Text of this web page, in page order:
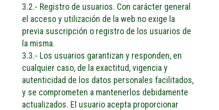
3.2.- Registro de usuarios. Con carácter general
el acceso y utilización de la web no exige la
previa suscripción o registro de los usuarios de
la misma.
3.3.- Los usuarios garantizan y responden, en
cualquier caso, de la exactitud, vigencia y
autenticidad de los datos personales facilitados,
y se comprometen a mantenerlos debidamente
actualizados. El usuario acepta proporcionar